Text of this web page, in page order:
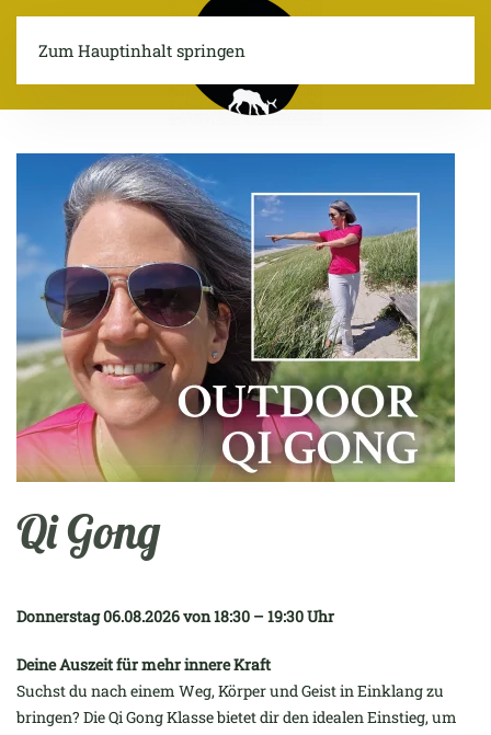
Zum Hauptinhalt springen
Qi Gong
Donnerstag 06.08.2026 von 18:30 – 19:30 Uhr
Deine Auszeit für mehr innere Kraft
Suchst du nach einem Weg, Körper und Geist in Einklang zu
bringen? Die Qi Gong Klasse bietet dir den idealen Einstieg, um